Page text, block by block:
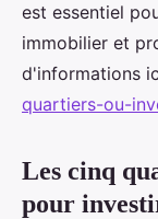
est essentiel
immobilier et
d'informations
quartiers-ou-
Les cinq
pour